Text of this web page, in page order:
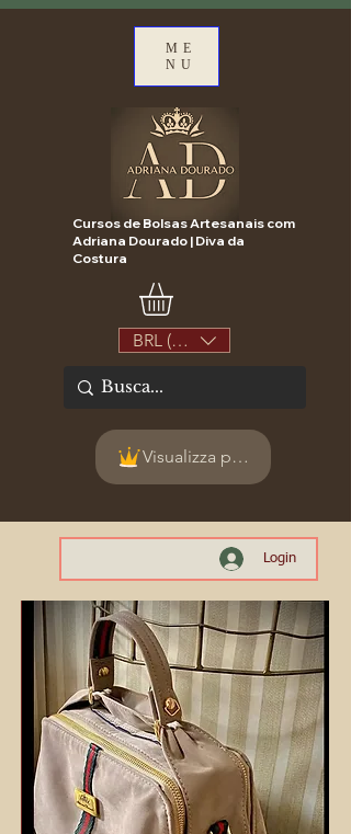
ME
NU
Cursos de Bolsas Artesanais com
Adriana Dourado | Diva da
Costura
BRL (R$)
Visualizza punti
Login